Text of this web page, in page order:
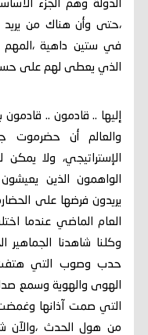
الدولة وهم الجزء
،حتى وأن هناك من يريد
في ستين داهية ،المهم
الذي يعطى لهم على
إليها .. قادمون .. قادمون
والعالم أن حضرموت
الإستراتيجي، ولا
الواهمون الذين
يريدون فرضها على
العام الماضي عندما
وكلنا شاهدنا
حدب وصوب التي
الهوى والهوية وسمع
التي صمت آذانها
من هول الحدث ،والآن